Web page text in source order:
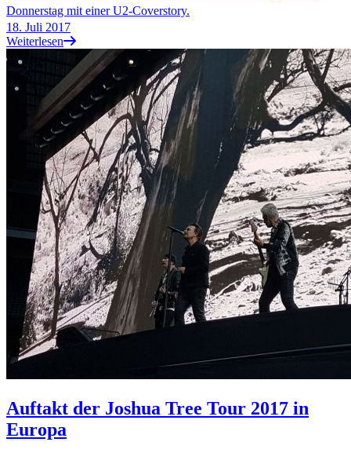
Donnerstag mit einer U2-Coverstory.
18. Juli 2017
Weiterlesen
Auftakt der Joshua Tree Tour 2017 in
Europa